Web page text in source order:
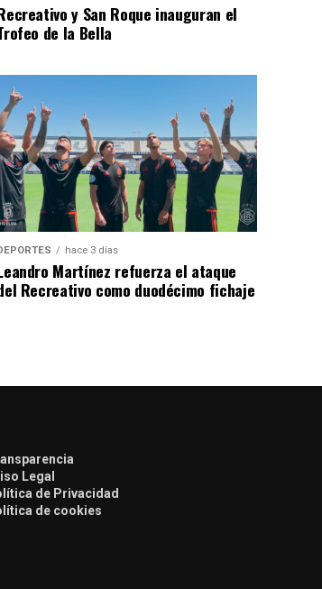
y San Roque inauguran el
de la Bella
hace 3 días
Martínez refuerza el ataque
Recreativo como duodécimo fichaje
Legal
de Privacidad
de cookies